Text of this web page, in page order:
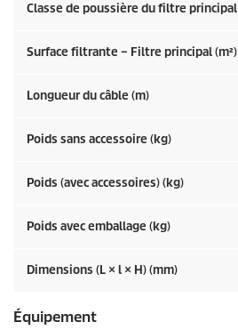
Classe de poussière du filtre principal
Surface filtrante – Filtre principal (m²)
Longueur du câble (m)
Poids sans accessoire (kg)
Poids (avec accessoires) (kg)
Poids avec emballage (kg)
Dimensions (L × l × H) (mm)
Équipement